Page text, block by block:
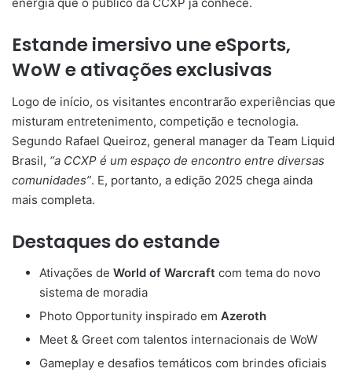
energia que o público da CCXP já conhece.
Estande imersivo une eSports,
WoW e ativações exclusivas
Logo de início, os visitantes encontrarão experiências que
misturam entretenimento, competição e tecnologia.
Segundo Rafael Queiroz, general manager da Team Liquid
Brasil, “a CCXP é um espaço de encontro entre diversas
comunidades”. E, portanto, a edição 2025 chega ainda
mais completa.
Destaques do estande
Ativações de World of Warcraft com tema do novo
sistema de moradia
Photo Opportunity inspirado em Azeroth
Meet & Greet com talentos internacionais de WoW
Gameplay e desafios temáticos com brindes oficiais